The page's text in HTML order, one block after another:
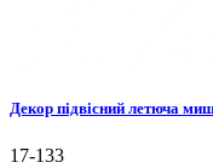
Декор підвісний летюча
17-133